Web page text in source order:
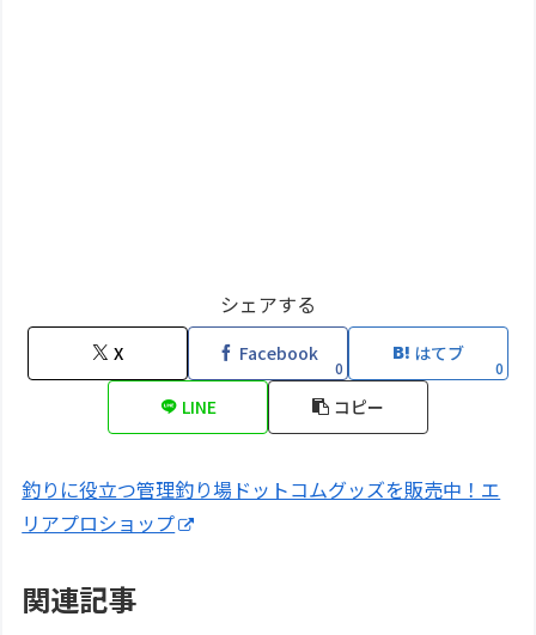
シェアする
X Facebook
0
はてブ
0
LINE コピー
釣りに役立つ管理釣り場ドットコムグッズを販売中！エ
リアプロショップ
関連記事